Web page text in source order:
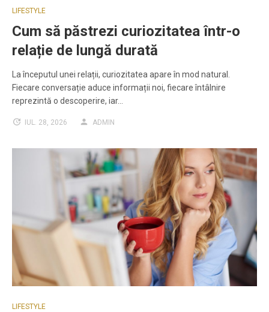
LIFESTYLE
Cum să păstrezi curiozitatea într-o
relație de lungă durată
La începutul unei relații, curiozitatea apare în mod natural.
Fiecare conversație aduce informații noi, fiecare întâlnire
reprezintă o descoperire, iar…
IUL. 28, 2026 ADMIN
LIFESTYLE